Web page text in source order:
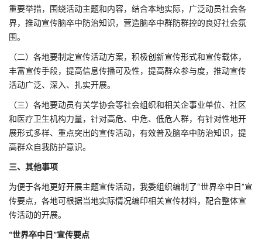
重要举措，围绕活动主题和内容，结合本地实际，广泛动员社会各
界，推动宣传脑卒中防治知识，营造脑卒中群防群控的良好社会氛
围。
（二）各地要制定宣传活动方案，积极创新宣传形式和宣传载体，
丰富宣传手段，提高信息传播可及性，提高群众参与度，推动宣传
活动广泛、深入、扎实开展。
（三）各地要动员有关学协会等社会组织和相关企事业单位、社区
和医疗卫生机构力量，针对高危、中危、低危人群，有针对性地开
展形式多样、重点突出的宣传活动，有效普及脑卒中防治知识，提
高群众自我防护意识。
三、 其他事项
为便于各地更好开展主题宣传活动，我委组织编制了“世界卒中日”宣
传要点，各地可根据当地实际情况编印相关宣传材料，配合整体宣
传活动的开展。
“世界卒中日”宣传要点